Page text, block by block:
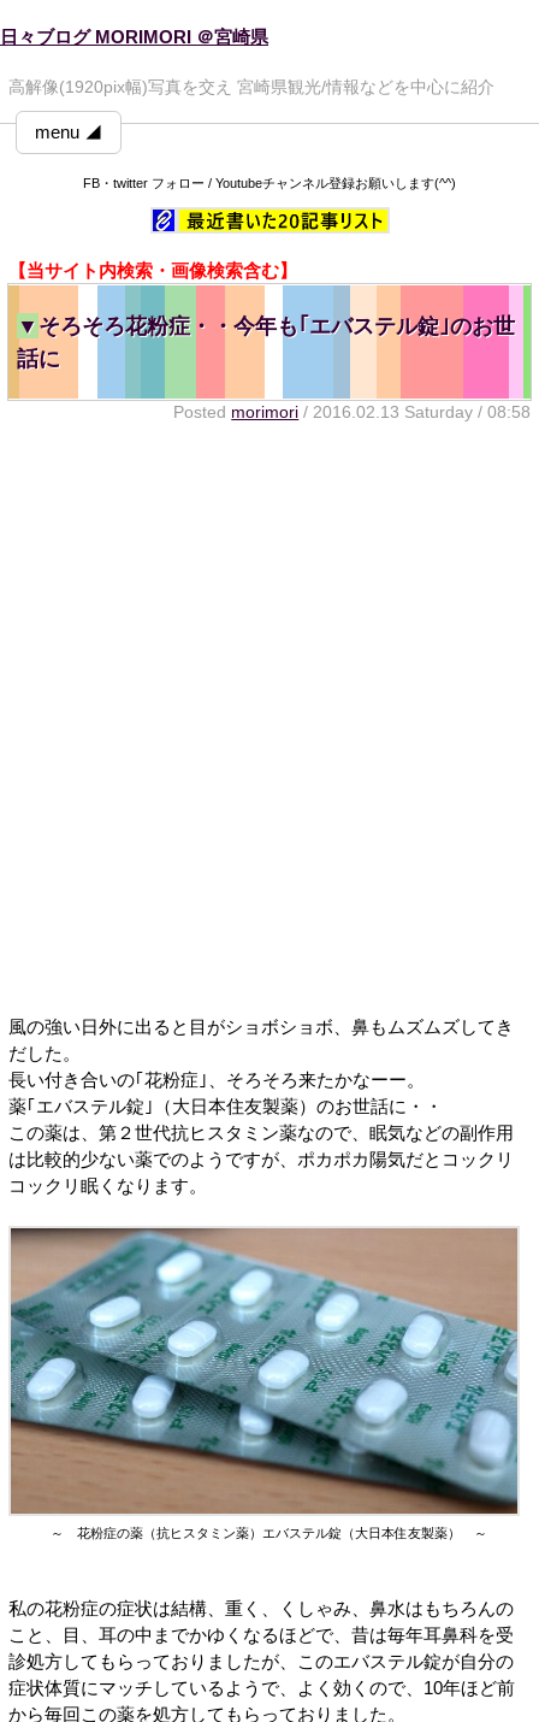
日々ブログ MORIMORI ＠宮崎県
高解像(1920pix幅)写真を交え 宮崎県観光/情報などを中心に紹介
menu ◢
FB・twitter フォロー / Youtubeチャンネル登録お願いします(^^)
【当サイト内検索・画像検索含む】
▼そろそろ花粉症・・今年も｢エバステル錠｣のお世
話に
Posted morimori / 2016.02.13 Saturday / 08:58
風の強い日外に出ると目がショボショボ、鼻もムズムズしてき
だした。
長い付き合いの｢花粉症｣、そろそろ来たかなーー。
薬｢エバステル錠｣（大日本住友製薬）のお世話に・・
この薬は、第２世代抗ヒスタミン薬なので、眠気などの副作用
は比較的少ない薬でのようですが、ポカポカ陽気だとコックリ
コックリ眠くなります。
～ 花粉症の薬（抗ヒスタミン薬）エバステル錠（大日本住友製薬） ～
私の花粉症の症状は結構、重く、くしゃみ、鼻水はもちろんの
こと、目、耳の中までかゆくなるほどで、昔は毎年耳鼻科を受
診処方してもらっておりましたが、このエバステル錠が自分の
症状体質にマッチしているようで、よく効くので、10年ほど前
から毎回この薬を処方してもらっておりました。